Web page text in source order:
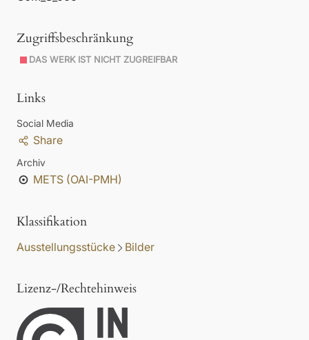
Zugriffsbeschränkung
DAS WERK IST NICHT ZUGREIFBAR
Links
Social Media
Share
Archiv
METS (OAI-PMH)
Klassifikation
Ausstellungsstücke Bilder
Lizenz-/Rechtehinweis